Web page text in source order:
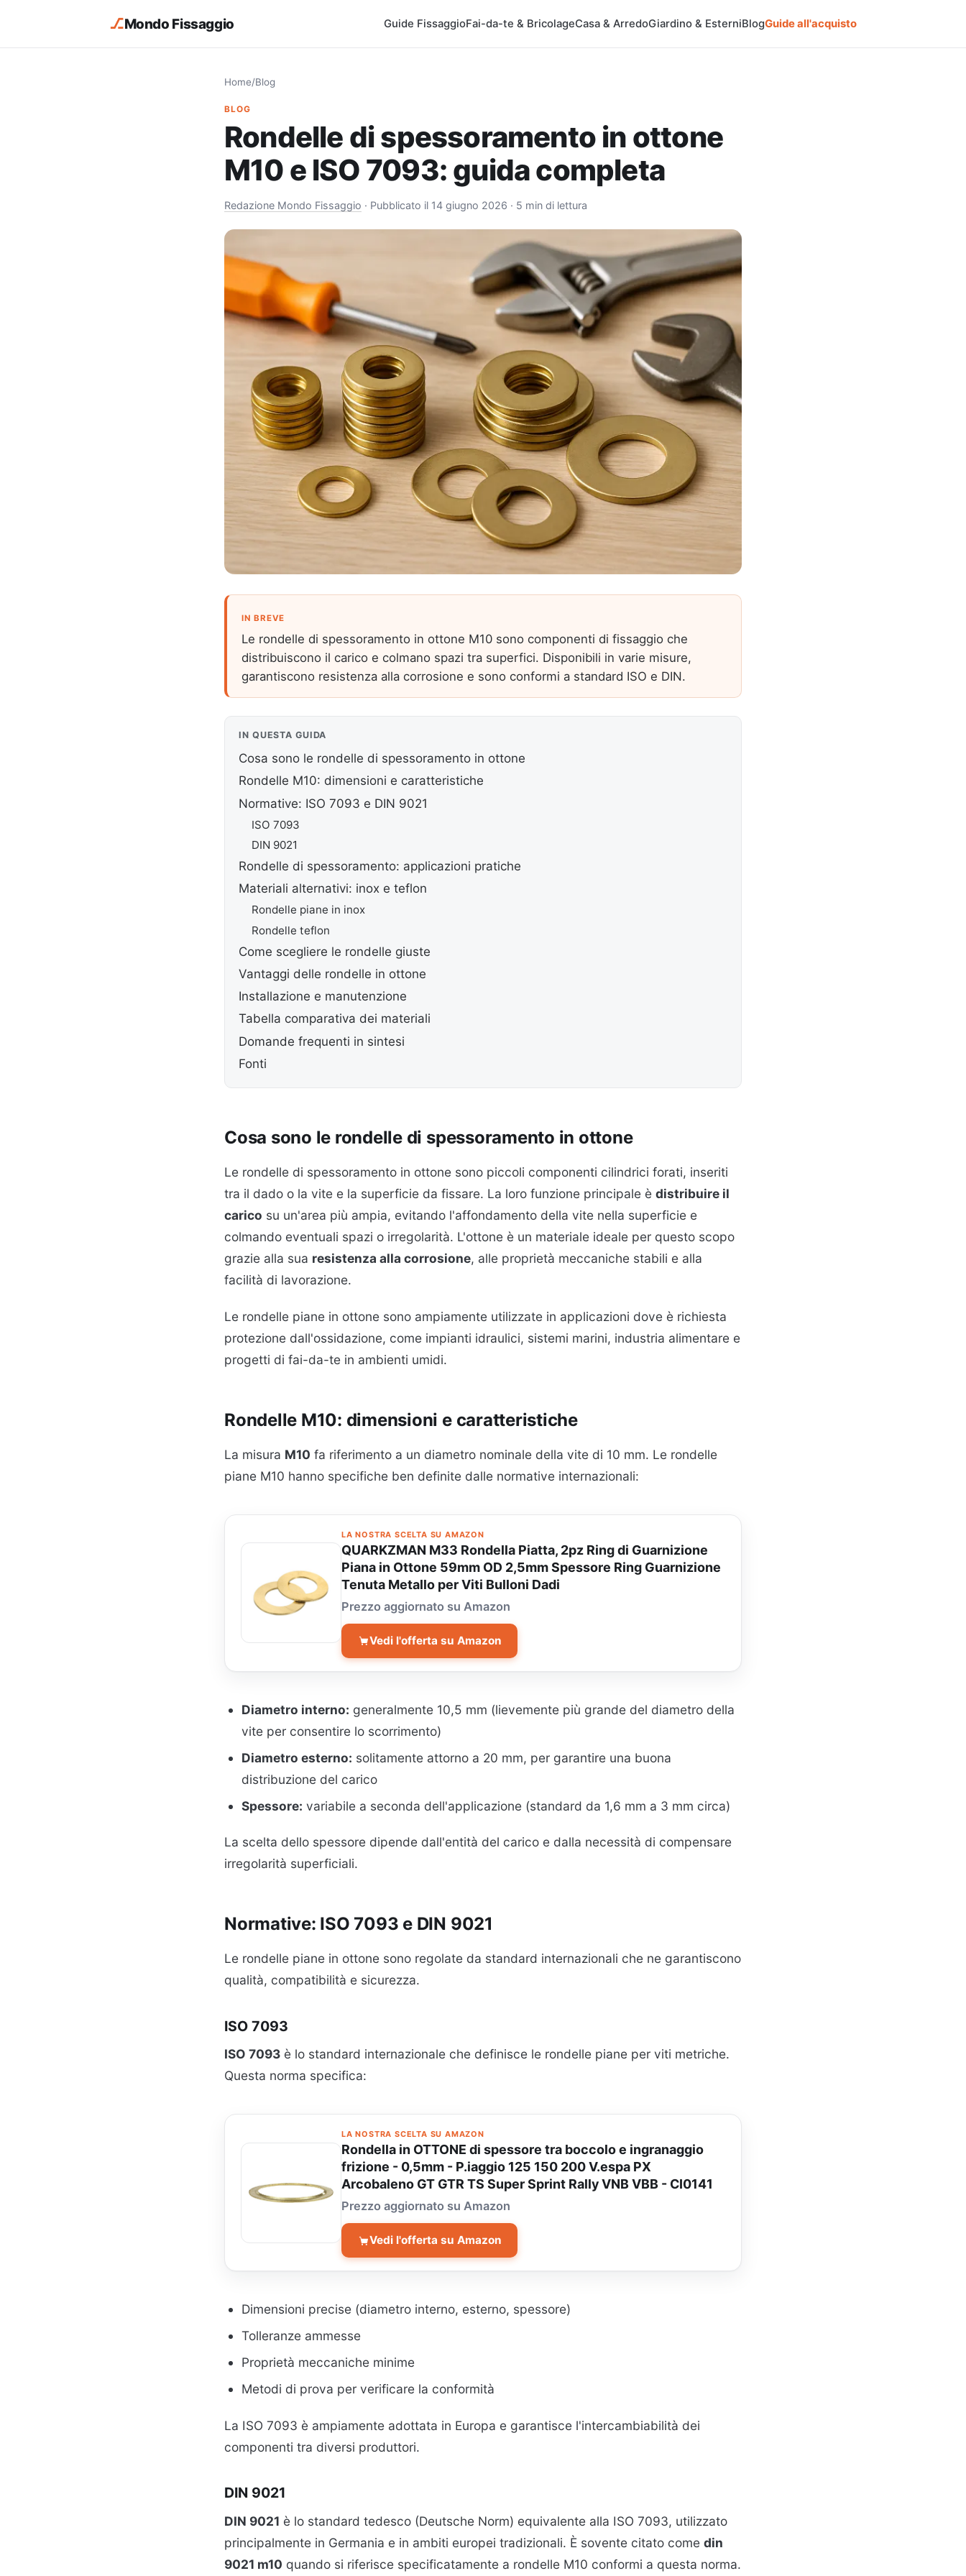
⎇Mondo Fissaggio Guide FissaggioFai-da-te & BricolageCasa & ArredoGiardino & EsterniBlogGuide all'acquisto
Home/Blog
BLOG
Rondelle di spessoramento in ottone
M10 e ISO 7093: guida completa
Redazione Mondo Fissaggio · Pubblicato il 14 giugno 2026 · 5 min di lettura
IN BREVE
Le rondelle di spessoramento in ottone M10 sono componenti di fissaggio che
distribuiscono il carico e colmano spazi tra superfici. Disponibili in varie misure,
garantiscono resistenza alla corrosione e sono conformi a standard ISO e DIN.
IN QUESTA GUIDA
Cosa sono le rondelle di spessoramento in ottone
Rondelle M10: dimensioni e caratteristiche
Normative: ISO 7093 e DIN 9021
ISO 7093
DIN 9021
Rondelle di spessoramento: applicazioni pratiche
Materiali alternativi: inox e teflon
Rondelle piane in inox
Rondelle teflon
Come scegliere le rondelle giuste
Vantaggi delle rondelle in ottone
Installazione e manutenzione
Tabella comparativa dei materiali
Domande frequenti in sintesi
Fonti
Cosa sono le rondelle di spessoramento in ottone
Le rondelle di spessoramento in ottone sono piccoli componenti cilindrici forati, inseriti
tra il dado o la vite e la superficie da fissare. La loro funzione principale è distribuire il
carico su un'area più ampia, evitando l'affondamento della vite nella superficie e
colmando eventuali spazi o irregolarità. L'ottone è un materiale ideale per questo scopo
grazie alla sua resistenza alla corrosione, alle proprietà meccaniche stabili e alla
facilità di lavorazione.
Le rondelle piane in ottone sono ampiamente utilizzate in applicazioni dove è richiesta
protezione dall'ossidazione, come impianti idraulici, sistemi marini, industria alimentare e
progetti di fai-da-te in ambienti umidi.
Rondelle M10: dimensioni e caratteristiche
La misura M10 fa riferimento a un diametro nominale della vite di 10 mm. Le rondelle
piane M10 hanno specifiche ben definite dalle normative internazionali:
LA NOSTRA SCELTA SU AMAZON
QUARKZMAN M33 Rondella Piatta, 2pz Ring di Guarnizione
Piana in Ottone 59mm OD 2,5mm Spessore Ring Guarnizione
Tenuta Metallo per Viti Bulloni Dadi
Prezzo aggiornato su Amazon
Vedi l'offerta su Amazon
Diametro interno: generalmente 10,5 mm (lievemente più grande del diametro della
vite per consentire lo scorrimento)
Diametro esterno: solitamente attorno a 20 mm, per garantire una buona
distribuzione del carico
Spessore: variabile a seconda dell'applicazione (standard da 1,6 mm a 3 mm circa)
La scelta dello spessore dipende dall'entità del carico e dalla necessità di compensare
irregolarità superficiali.
Normative: ISO 7093 e DIN 9021
Le rondelle piane in ottone sono regolate da standard internazionali che ne garantiscono
qualità, compatibilità e sicurezza.
ISO 7093
ISO 7093 è lo standard internazionale che definisce le rondelle piane per viti metriche.
Questa norma specifica:
LA NOSTRA SCELTA SU AMAZON
Rondella in OTTONE di spessore tra boccolo e ingranaggio
frizione - 0,5mm - P.iaggio 125 150 200 V.espa PX
Arcobaleno GT GTR TS Super Sprint Rally VNB VBB - CI0141
Prezzo aggiornato su Amazon
Vedi l'offerta su Amazon
Dimensioni precise (diametro interno, esterno, spessore)
Tolleranze ammesse
Proprietà meccaniche minime
Metodi di prova per verificare la conformità
La ISO 7093 è ampiamente adottata in Europa e garantisce l'intercambiabilità dei
componenti tra diversi produttori.
DIN 9021
DIN 9021 è lo standard tedesco (Deutsche Norm) equivalente alla ISO 7093, utilizzato
principalmente in Germania e in ambiti europei tradizionali. È sovente citato come din
9021 m10 quando si riferisce specificatamente a rondelle M10 conformi a questa norma.